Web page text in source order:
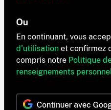
Ou
En continuant, vous
d'utilisation et confirmez
compris notre Politique
renseignements
Continuer avec